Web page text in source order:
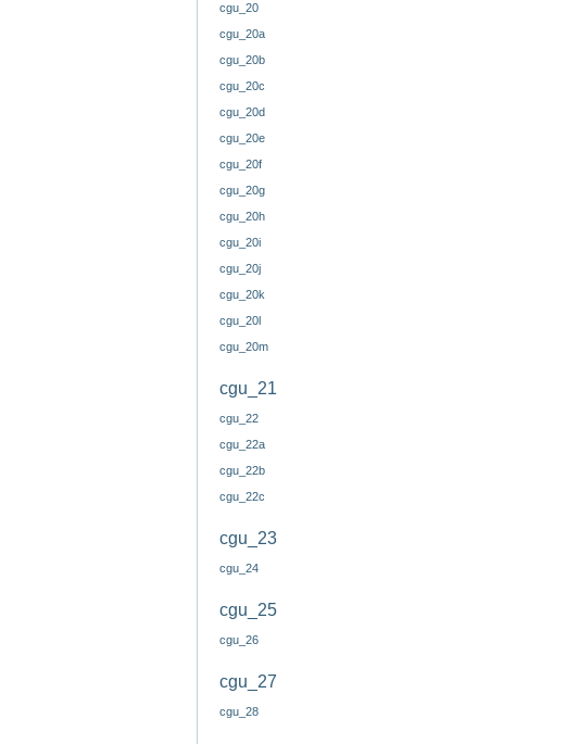
cgu_20
cgu_20a
cgu_20b
cgu_20c
cgu_20d
cgu_20e
cgu_20f
cgu_20g
cgu_20h
cgu_20i
cgu_20j
cgu_20k
cgu_20l
cgu_20m
cgu_21
cgu_22
cgu_22a
cgu_22b
cgu_22c
cgu_23
cgu_24
cgu_25
cgu_26
cgu_27
cgu_28